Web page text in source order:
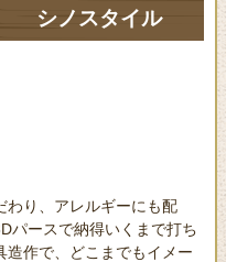
シノスタイル
わり、アレルギーにも配
パースで納得いくまで打ち
造作で、どこまでもイメー